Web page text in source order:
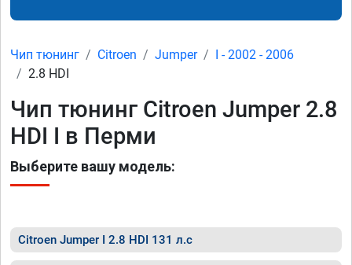
Чип тюнинг Citroen Jumper
I - 2002 - 2006
2.8 HDI
Чип тюнинг Citroen Jumper 2.8
HDI I в Перми
Выберите вашу модель:
Citroen Jumper I 2.8 HDI 131 л.с